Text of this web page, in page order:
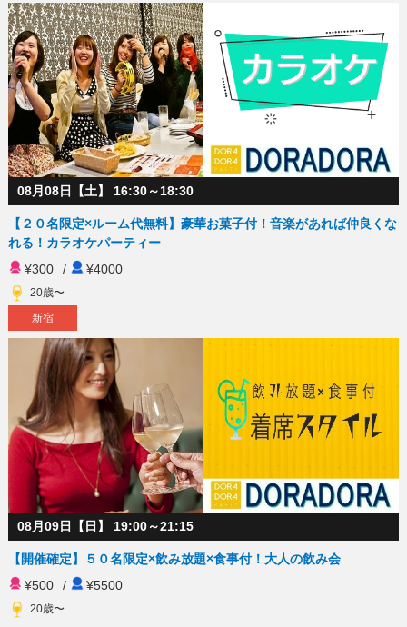
08月08日【土】 16:30～18:30
【２０名限定×ルーム代無料】豪華お菓子付！音楽があれば仲良くな
れる！カラオケパーティー
¥300
/ ¥4000
20歳〜
新宿
08月09日【日】 19:00～21:15
【開催確定】５０名限定×飲み放題×食事付！大人の飲み会
¥500
/ ¥5500
20歳〜